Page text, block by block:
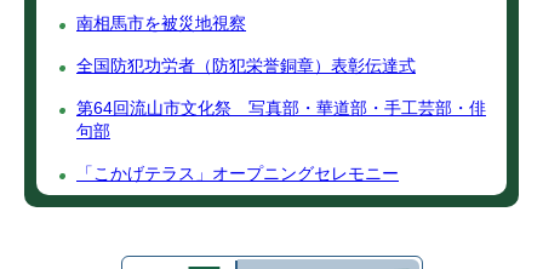
南相馬市を被災地視察
全国防犯功労者（防犯栄誉銅章）表彰伝達式
第64回流山市文化祭 写真部・華道部・手工芸部・俳
句部
「こかげテラス」オープニングセレモニー